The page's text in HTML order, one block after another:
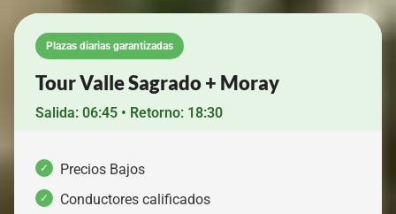
Plazas diarias garantizadas
Tour Valle Sagrado + Moray
Salida: 06:45 • Retorno: 18:30
Precios Bajos
Conductores calificados